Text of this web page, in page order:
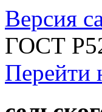
Версия
ГОСТ
Перейти